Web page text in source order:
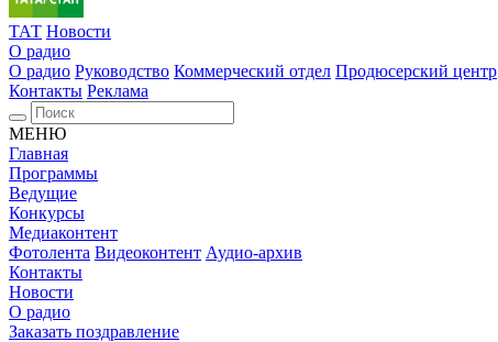
ТАТ Новости
О радио
О радио Руководство Коммерческий отдел Продюсерский центр
Контакты Реклама
МЕНЮ
Главная
Программы
Ведущие
Конкурсы
Медиаконтент
Фотолента Видеоконтент Аудио-архив
Контакты
Новости
О радио
Заказать поздравление